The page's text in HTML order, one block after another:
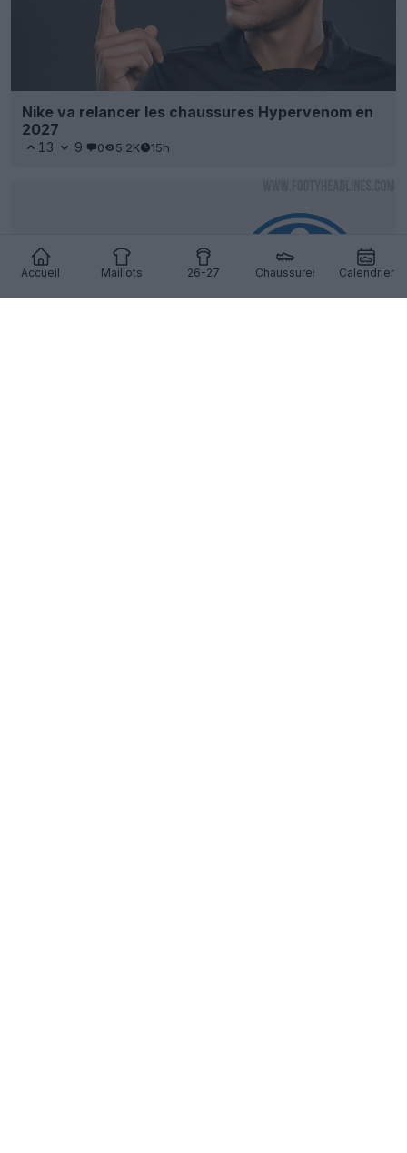
Accueil Maillots 26-27 Chaussures Calendrier
Nike va relancer les chaussures Hypervenom en
2027
13 9 0 5.2K 15h